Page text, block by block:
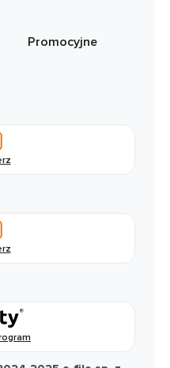
Promocyjne